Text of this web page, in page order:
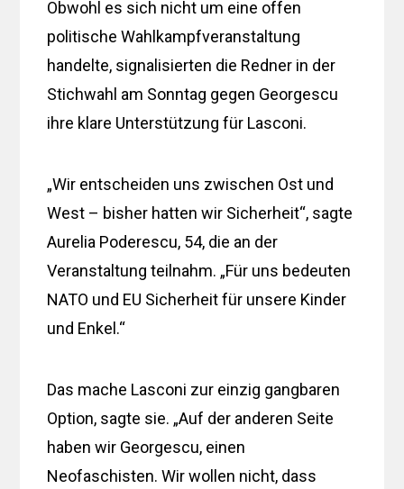
Obwohl es sich nicht um eine offen
politische Wahlkampfveranstaltung
handelte, signalisierten die Redner in der
Stichwahl am Sonntag gegen Georgescu
ihre klare Unterstützung für Lasconi.
„Wir entscheiden uns zwischen Ost und
West – bisher hatten wir Sicherheit“, sagte
Aurelia Poderescu, 54, die an der
Veranstaltung teilnahm. „Für uns bedeuten
NATO und EU Sicherheit für unsere Kinder
und Enkel.“
Das mache Lasconi zur einzig gangbaren
Option, sagte sie. „Auf der anderen Seite
haben wir Georgescu, einen
Neofaschisten. Wir wollen nicht, dass